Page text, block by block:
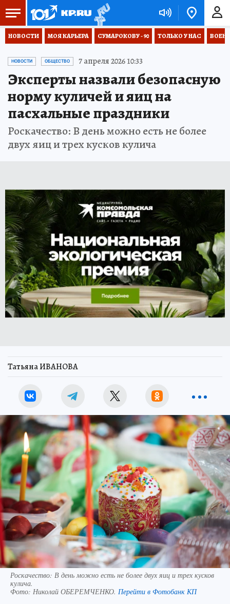
НОВОСТИ МОЯ КАРЬЕРА СУМАРОКОВУ - 90 ТОЛЬКО У НАС
НОВОСТИ ОБЩЕСТВО 7 апреля 2026 10:33
Эксперты назвали безопасную
норму куличей и яиц на
пасхальные праздники
Роскачество: В день можно есть не более
двух яиц и трех кусков кулича
Татьяна ИВАНОВА
Роскачество: В день можно есть не более двух яиц и трех кусков
кулича.
Фото: Николай ОБЕРЕМЧЕНКО. Перейти в Фотобанк КП